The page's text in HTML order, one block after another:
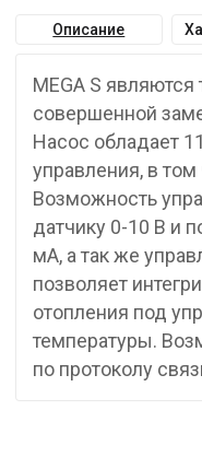
Описание
MEGA S являются
совершенной
Насос обладает
управления, в
Возможность
датчику 0-10 В и
мА, а так же
позволяет
отопления под
температуры.
по протоколу